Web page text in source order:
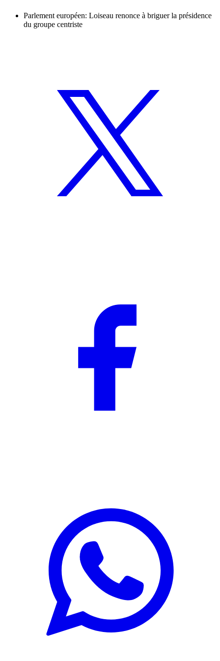
Parlement européen: Loiseau renonce à briguer la présidence
du groupe centriste